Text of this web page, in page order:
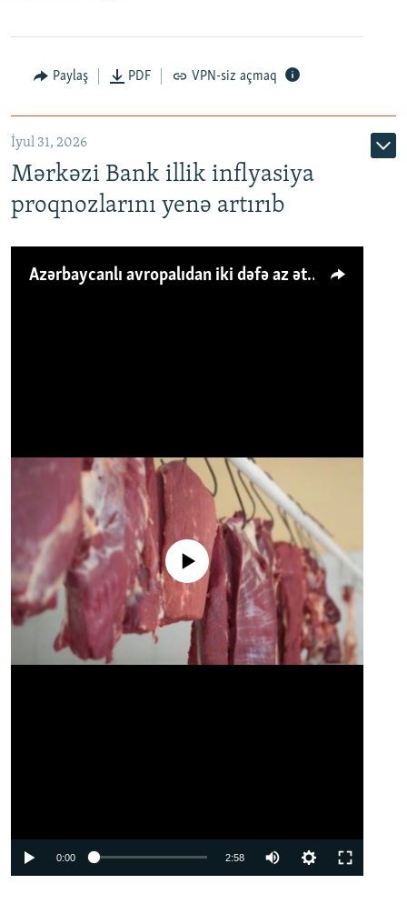
Paylaş PDF VPN-siz açmaq
İyul 31, 2026
Mərkəzi Bank illik inflyasiya
proqnozlarını yenə artırıb
Azərbaycanlı avropalıdan iki dəfə az ət yeyir, amma... 'Qiymət artımı qaçılmazdır'
No media source currently available
0:00 2:58